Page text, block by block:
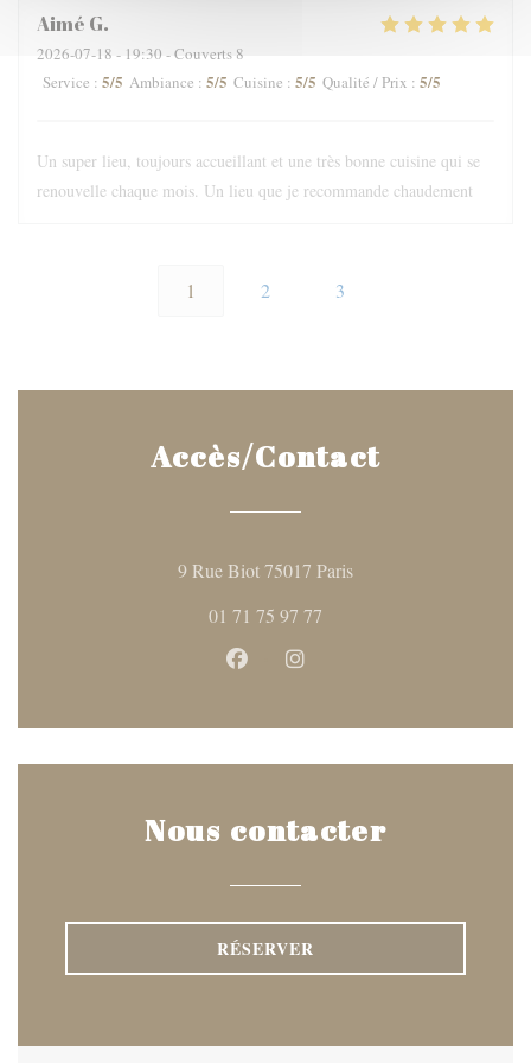
Aimé G
2026-07-18 - 19:30 - Couverts 8
Service : 5/5 Ambiance : 5/5 Cuisine : 5/5 Qualité / Prix : 5/5
Un super lieu, toujours accueillant et une très bonne cuisine qui se
renouvelle chaque mois. Un lieu que je recommande chaudement
1 2 3
Accès/Contact
9 Rue Biot 75017 Paris((ouvre une nouvelle
01 71 75 97 77
Facebook ((ouvre une nouvelle
Instagram ((ouvre une
Nous contacter
RÉSERVER